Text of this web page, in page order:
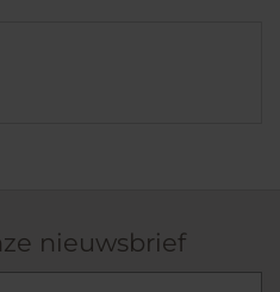
nieuwsbrief